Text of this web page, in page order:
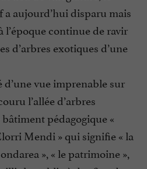
aujourd’hui disparu mais
l’époque continue de ravir
d’arbres exotiques d’une
vue imprenable sur
l’allée d’arbres
pédagogique «
Mendi » qui signifie « la
», « le patrimoine »,